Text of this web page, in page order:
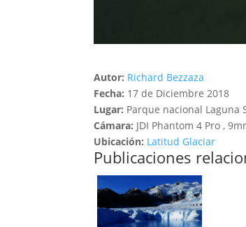
Autor: Richard Bezzaza
Fecha: 17 de Diciembre 2018
Lugar: Parque nacional Laguna
Cámara: JDI Phantom 4 Pro ,
Ubicación: Latitud Glaciar
Publicaciones